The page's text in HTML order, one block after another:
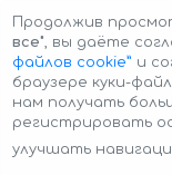
Авторские
Продолжив
все", вы даёте
файлов cookie” и
браузере куки-
нам получать
регистрировать
улучшать